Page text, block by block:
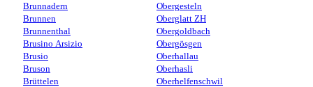
Brunnadern
Brunnen
Brunnenthal
Brusino Arsizio
Brusio
Bruson
Brüttelen
Obergesteln
Oberglatt ZH
Obergoldbach
Obergösgen
Oberhallau
Oberhasli
Oberhelfenschwil